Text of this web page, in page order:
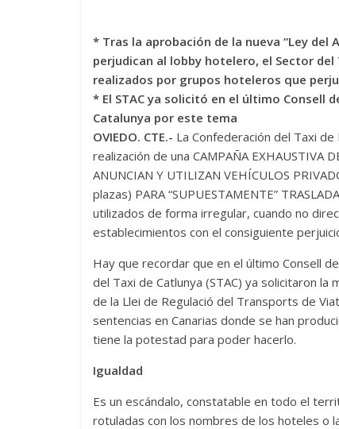
* Tras la aprobación de la nueva “Ley
perjudican al lobby hotelero, el Sector
realizados por grupos hoteleros que
* El STAC ya solicitó en el último Consell
Catalunya por este tema
OVIEDO. CTE.- La Confederación del Taxi
realización de una CAMPAÑA EXHAUSTIVA
ANUNCIAN Y UTILIZAN VEHÍCULOS
plazas) PARA “SUPUESTAMENTE”
utilizados de forma irregular, cuando no
establecimientos con el consiguiente
Hay que recordar que en el último Consell
del Taxi de Catlunya (STAC) ya solicitaron
de la Llei de Regulació del Transports de
sentencias en Canarias donde se han
tiene la potestad para poder hacerlo.
Igualdad
Es un escándalo, constatable en todo el
rotuladas con los nombres de los hoteles o